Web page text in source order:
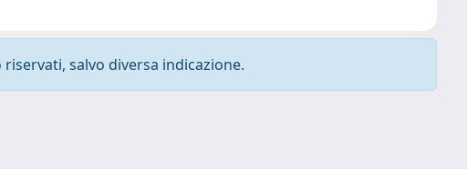
salvo diversa indicazione.